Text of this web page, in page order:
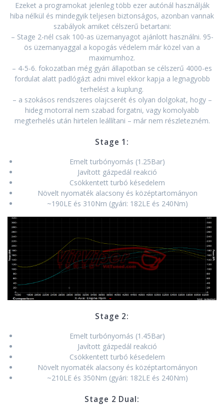
Ezeket a programokat jelenleg több ezer autónál használják
hiba nélkül és mindegyik teljesen biztonságos, azonban vannak
szabályok amiket célszerű betartani:
– Stage 2-nél csak 100-as üzemanyagot ajánlott használni. 95-
ös üzemanyaggal a kopogás védelem már közel van a
maximumhoz.
– 4-5-6. fokozatban még gyári állapotban se célszerű 4000-es
fordulat alatt padlógázt adni mivel ekkor kapja a legnagyobb
terhelést a kuplung.
– a szokásos rendszeres olajcserét és olyan dolgokat, hogy –
hideg motorral nem szabad forgatni, vagy komolyabb
megterhelés után hirtelen leállítani – már nem részletezném.
Stage 1:
Emelt turbónyomás (1.25Bar)
Javított gázpedál reakció
Csökkentett turbó késedelem
Növelt nyomaték alacsony és középtartományon
~190LE és 310Nm (gyári: 182LE és 240Nm)
Stage 2:
Emelt turbónyomás (1.45Bar)
Javított gázpedál reakció
Csökkentett turbó késedelem
Növelt nyomaték alacsony és középtartományon
~210LE és 350Nm (gyári: 182LE és 240Nm)
Stage 2 Dual: